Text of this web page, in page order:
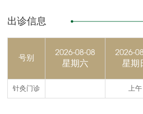
出诊信息
号别
2026-08-08
星期六
2026-
星期
针灸门诊 上午